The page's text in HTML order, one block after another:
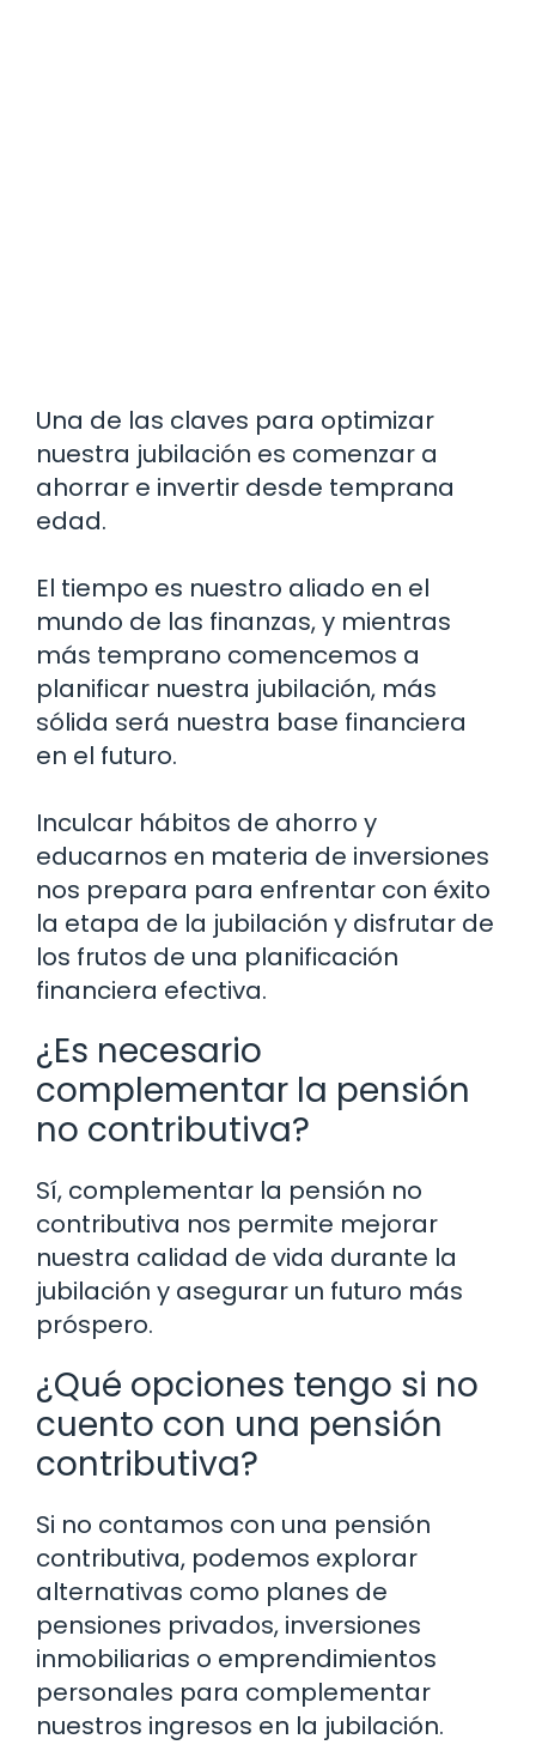
Una de las claves para optimizar
nuestra jubilación es comenzar a
ahorrar e invertir desde temprana
edad.
El tiempo es nuestro aliado en el
mundo de las finanzas, y mientras
más temprano comencemos a
planificar nuestra jubilación, más
sólida será nuestra base financiera
en el futuro.
Inculcar hábitos de ahorro y
educarnos en materia de inversiones
nos prepara para enfrentar con éxito
la etapa de la jubilación y disfrutar de
los frutos de una planificación
financiera efectiva.
¿Es necesario
complementar la pensión
no contributiva?
Sí, complementar la pensión no
contributiva nos permite mejorar
nuestra calidad de vida durante la
jubilación y asegurar un futuro más
próspero.
¿Qué opciones tengo si no
cuento con una pensión
contributiva?
Si no contamos con una pensión
contributiva, podemos explorar
alternativas como planes de
pensiones privados, inversiones
inmobiliarias o emprendimientos
personales para complementar
nuestros ingresos en la jubilación.